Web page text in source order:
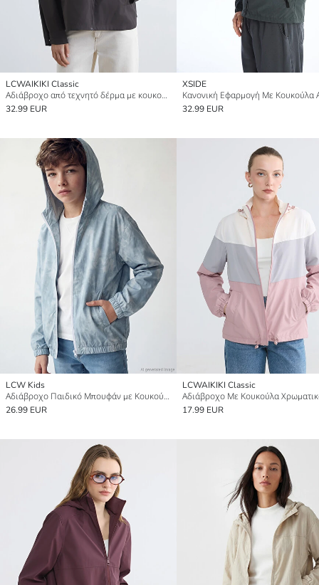
LCWAIKIKI Classic
Αδιάβροχο από τεχνητό δέρμα με κουκούλα για γυναίκες
32.99 EUR
XSIDE
32.99 EUR
LCW Kids
Αδιάβροχο Παιδικό Μπουφάν με Κουκούλα
26.99 EUR
LCWAIKIKI Classic
17.99 EUR